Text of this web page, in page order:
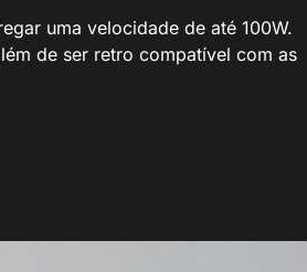
uma velocidade de até 100W.
de ser retro compatível com as